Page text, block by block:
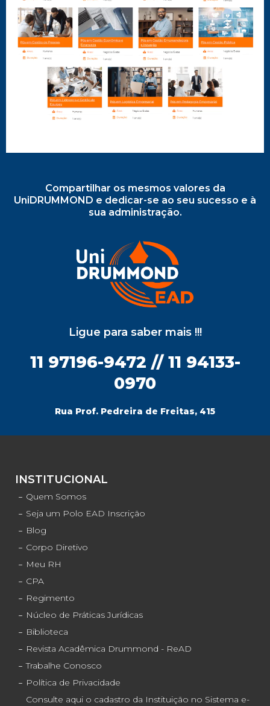
Compartilhar os mesmos valores da
UniDRUMMOND e dedicar-se ao seu sucesso e à
sua administração.
Ligue para saber mais !!!
11 97196-9472 // 11 94133-
0970
Rua Prof. Pedreira de Freitas, 415
INSTITUCIONAL
Quem Somos
Seja um Polo EAD Inscrição
Blog
Corpo Diretivo
Meu RH
CPA
Regimento
Núcleo de Práticas Jurídicas
Biblioteca
Revista Acadêmica Drummond - ReAD
Trabalhe Conosco
Política de Privacidade
Consulte aqui o cadastro da Instituição no Sistema e-